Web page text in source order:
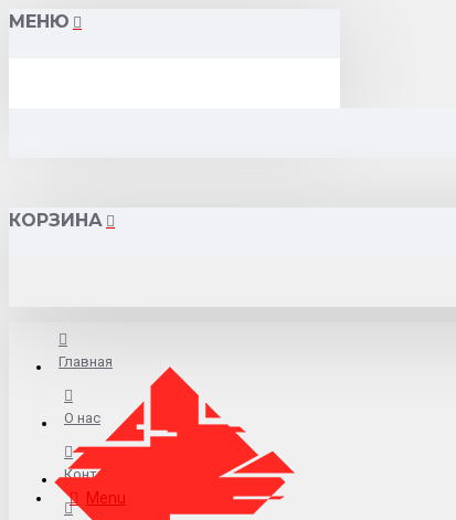
МЕНЮ
КОРЗИНА
Главная
О нас
Контакты
Menu